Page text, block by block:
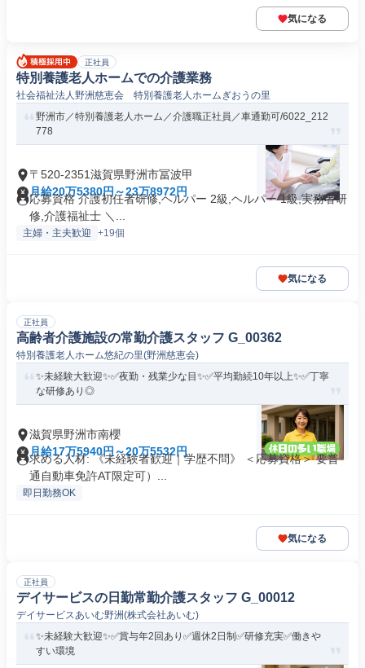
気になる
正社員
特別養護老人ホームでの介護業務
社会福祉法人野洲慈恵会 特別養護老人ホームぎおうの里
野洲市／特別養護老人ホーム／介護職正社員／車通勤可/6022_212
778
〒520-2351滋賀県野洲市冨波甲
月給20万5380円～23万8972円
応募資格 介護初任者研修,ヘルパー 2級,ヘルパー 1級,実務者研
修,介護福祉士 ＼...
主婦・主夫歓迎 +19個
気になる
正社員
高齢者介護施設の常勤介護スタッフ G_00362
特別養護老人ホーム悠紀の里(野洲慈恵会)
✨未経験大歓迎✨✅夜勤・残業少な目✨✅平均勤続10年以上✨✅丁寧
な研修あり◎
滋賀県野洲市南櫻
月給17万5940円～20万5532円
求める人材: 《未経験者歓迎｜学歴不問》 ＜応募資格＞ 要普
通自動車免許AT限定可）...
即日勤務OK
気になる
正社員
デイサービスの日勤常勤介護スタッフ G_00012
デイサービスあいむ野洲(株式会社あいむ)
✨未経験大歓迎✨✅賞与年2回あり✅週休2日制✅研修充実✅働きや
すい環境